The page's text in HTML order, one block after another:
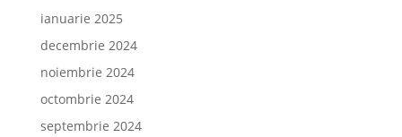
ianuarie 2025
decembrie 2024
noiembrie 2024
octombrie 2024
septembrie 2024